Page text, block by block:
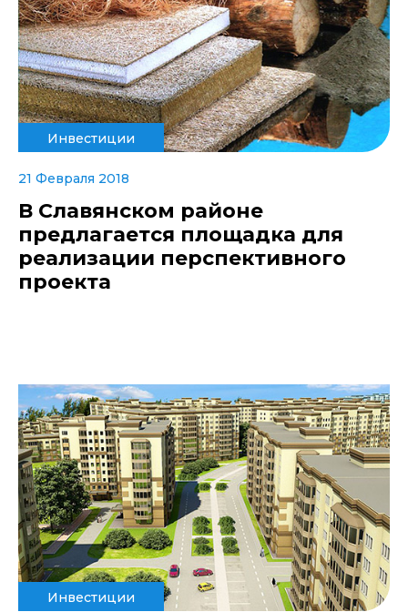
Инвестиции
21 Февраля 2018
В Славянском районе
предлагается площадка для
реализации перспективного
проекта
Инвестиции